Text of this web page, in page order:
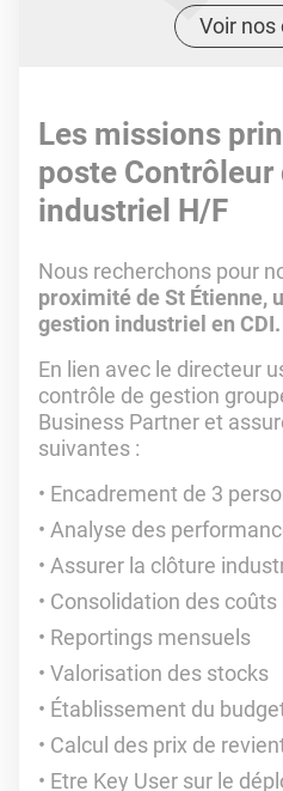
Voir nos
Les missions
poste Contrôleur
industriel H/F
Nous recherchons pour
proximité de St Étienne,
gestion industriel en CDI.
En lien avec le directeur
contrôle de gestion
Business Partner et
suivantes :
Encadrement de 3
Analyse des
Assurer la clôture
Consolidation des
Reportings mensuels
Valorisation des stocks
Établissement du
Calcul des prix de
Etre Key User sur le